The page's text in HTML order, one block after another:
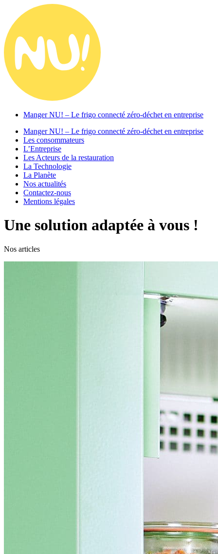
Manger NU! – Le frigo connecté zéro-déchet en entreprise
Manger NU! – Le frigo connecté zéro-déchet en entreprise
Les consommateurs
L’Entreprise
Les Acteurs de la restauration
La Technologie
La Planète
Nos actualités
Contactez-nous
Mentions légales
Une solution adaptée à vous !
Nos articles